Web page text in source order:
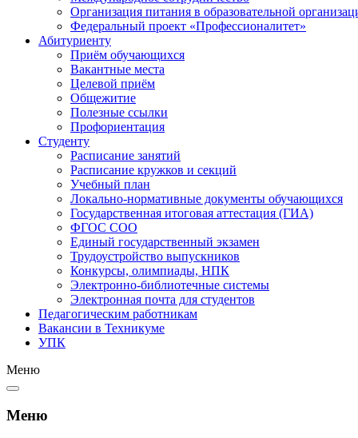
Организация питания в образовательной
Федеральный проект «Профессионалитет»
Абитуриенту
Приём обучающихся
Вакантные места
Целевой приём
Общежитие
Полезные ссылки
Профориентация
Студенту
Расписание занятий
Расписание кружков и секций
Учебный план
Локально-нормативные документы обучающихся
Государственная итоговая аттестация (ГИА)
ФГОС СОО
Единый государственный экзамен
Трудоустройство выпускников
Конкурсы, олимпиады, НПК
Электронно-библиотечные системы
Электронная почта для студентов
Педагогическим работникам
Вакансии в Техникуме
УПК
Меню
Меню